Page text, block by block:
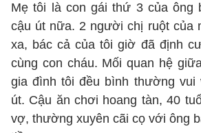
Mẹ tôi là con gái thứ 3 của ông
cậu út nữa. 2 người chị ruột của
xa, bác cả của tôi giờ đã định
cùng con cháu. Mối quan hệ
gia đình tôi đều bình thường vui
út. Cậu ăn chơi hoang tàn, 40
vợ, thường xuyên cãi cọ với ông